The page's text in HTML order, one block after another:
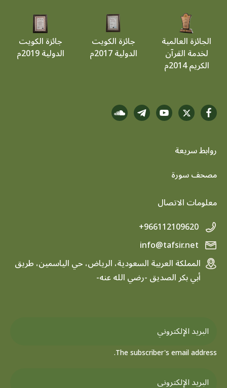
الجائزة العالمية
لخدمة القرآن
الكريم 2014م
جائزة الكويت
الدولية 2017م
جائزة الكويت
الدولية 2019م
روابط سريعة
footer menu
مصحف سورة
معلومات الاتصال
+966112109620
المملكة العربية السعودية، الرياض، حي الياسمين، طريق
أبي بكر الصديق -رضي الله عنه-
The subscriber's email address.